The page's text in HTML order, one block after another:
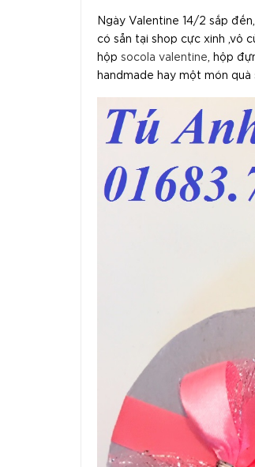
Ngày Valentine 14/2 sắp
có sẵn tại shop cực xinh ,vô
hộp socola valentine , hộp
handmade hay một món quà